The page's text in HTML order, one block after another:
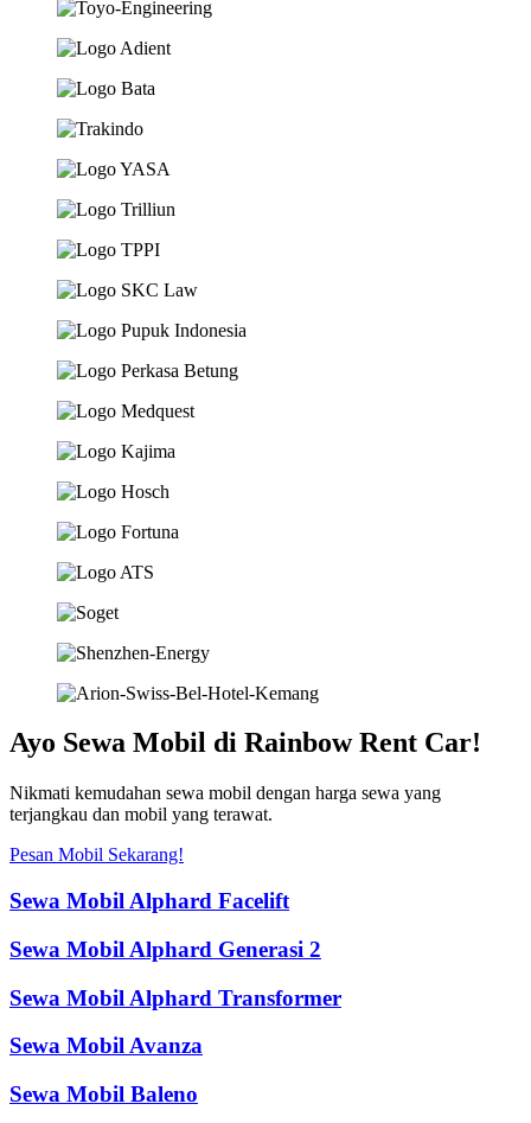
Ayo Sewa Mobil di Rainbow Rent Car!
Nikmati kemudahan sewa mobil dengan harga sewa yang
terjangkau dan mobil yang terawat.
Pesan Mobil Sekarang!
Sewa Mobil Alphard Facelift
Sewa Mobil Alphard Generasi 2
Sewa Mobil Alphard Transformer
Sewa Mobil Avanza
Sewa Mobil Baleno